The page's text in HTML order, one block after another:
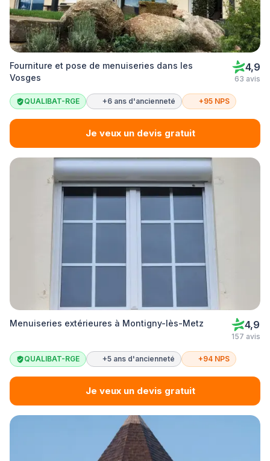
Fourniture et pose de menuiseries dans les
Vosges
4,9
63 avis
QUALIBAT-RGE +6 ans d'ancienneté +95 NPS
Je veux un devis gratuit
Menuiseries extérieures à Montigny-lès-Metz 4,9
157 avis
QUALIBAT-RGE +5 ans d'ancienneté +94 NPS
Je veux un devis gratuit